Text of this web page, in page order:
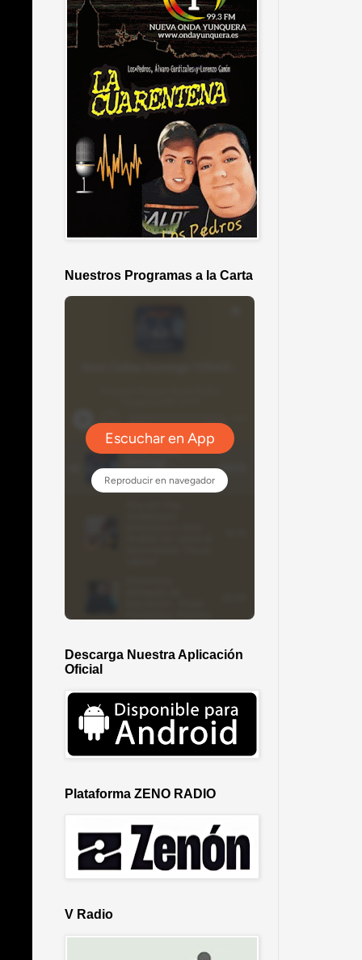
Nuestros Programas a la Carta
Descarga Nuestra Aplicación
Oficial
Plataforma ZENO RADIO
V Radio